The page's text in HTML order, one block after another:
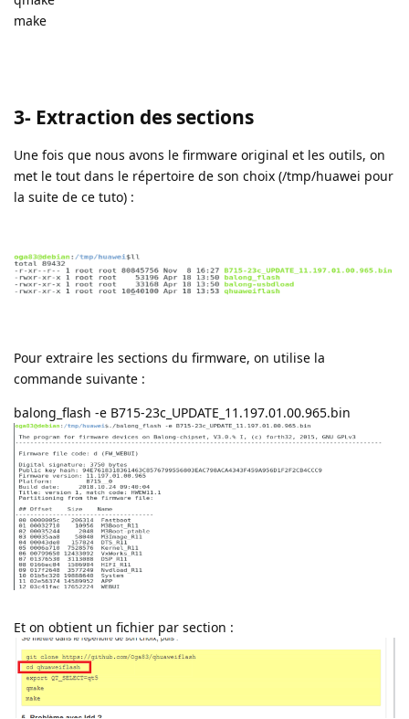
make
3- Extraction des sections
Une fois que nous avons le firmware original et les outils, on
met le tout dans le répertoire de son choix (/tmp/huawei pour
la suite de ce tuto) :
Pour extraire les sections du firmware, on utilise la
commande suivante :
balong_flash -e B715-23c_UPDATE_11.197.01.00.965.bin
Et on obtient un fichier par section :